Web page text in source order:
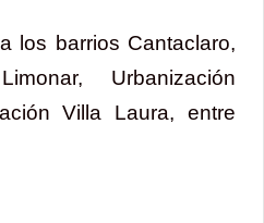
los barrios Cantaclaro,
Urbanización
Villa Laura, entre